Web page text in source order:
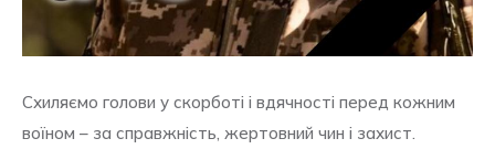
Схиляємо голови у скорботі і вдячності перед кожним
воїном – за справжність, жертовний чин і захист.